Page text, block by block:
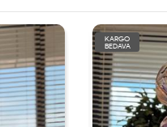
KARGO
BEDAVA